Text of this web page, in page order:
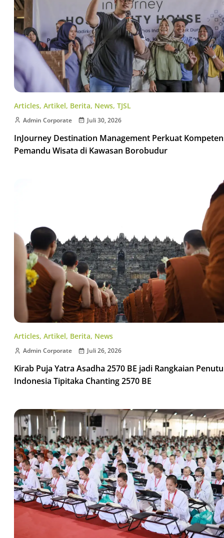
Articles, Artikel, Berita, News, TJSL
Admin Corporate Juli 30, 2026
InJourney Destination Management Perkuat
Pemandu Wisata di Kawasan Borobudur
Articles, Artikel, Berita, News
Admin Corporate Juli 26, 2026
Kirab Puja Yatra Asadha 2570 BE jadi Rangkaian
Indonesia Tipitaka Chanting 2570 BE